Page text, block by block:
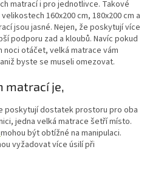
matrací i pro jednotlivce. Takové
160x200 cm, 180x200 cm a
jsou jasné. Nejen, že poskytují více
podporu zad a kloubů. Navíc pokud
otáčet, velká matrace vám
byste se museli omezovat.
matrací je,
poskytují dostatek prostoru pro oba
jedna velká matrace šetří místo.
mohou být obtížné na manipulaci.
vyžadovat více úsilí při